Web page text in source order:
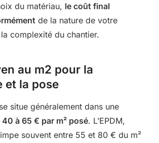
du matériau, le coût final
de la nature de votre
complexité du chantier.
au m2 pour la
et la pose
situe généralement dans une
à 65 € par m² posé. L’EPDM,
souvent entre 55 et 80 € du m²